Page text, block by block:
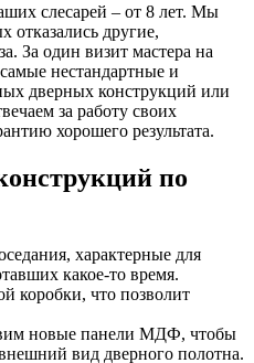
слесарей – от 8 лет. Мы
отказались другие,
За один визит мастера на
нестандартные и
дверных конструкций или
за работу своих
хорошего результата.
по
характерные для
какое-то время.
коробки, что позволит
новые панели МДФ, чтобы
вид дверного полотна.